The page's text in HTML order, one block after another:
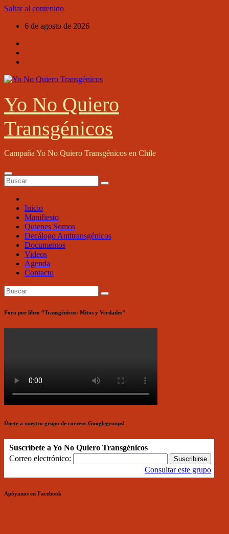
Saltar al contenido
6 de agosto de 2026
Yo No Quiero
Transgénicos
Campaña Yo No Quiero Transgénicos en Chile
Inicio
Manifiesto
Quienes Somos
Decálogo Antitransgénicos
Documentos
Videos
Agenda
Contacto
Foro por libro “Transgénicos: Mitos y Verdades”
Únete a nuestro grupo de correos Googlegroups!
Suscríbete a Yo No Quiero Transgénicos
Correo electrónico:
Consultar este grupo
Apóyanos en Facebook